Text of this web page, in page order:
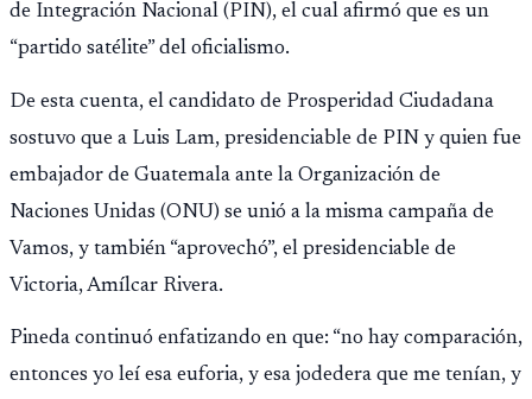
de Integración Nacional (PIN), el cual afirmó que es un
“partido satélite” del oficialismo.
De esta cuenta, el candidato de Prosperidad Ciudadana
sostuvo que a Luis Lam, presidenciable de PIN y quien fue
embajador de Guatemala ante la Organización de
Naciones Unidas (ONU) se unió a la misma campaña de
Vamos, y también “aprovechó”, el presidenciable de
Victoria, Amílcar Rivera.
Pineda continuó enfatizando en que: “no hay comparación,
entonces yo leí esa euforia, y esa jodedera que me tenían, y